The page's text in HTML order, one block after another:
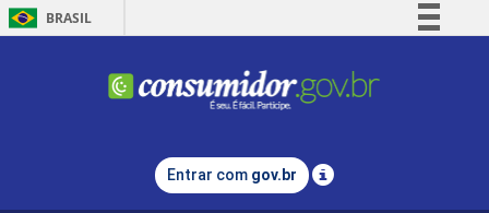
BRASIL
Comunica BR
Legislação
Entrar com gov.br